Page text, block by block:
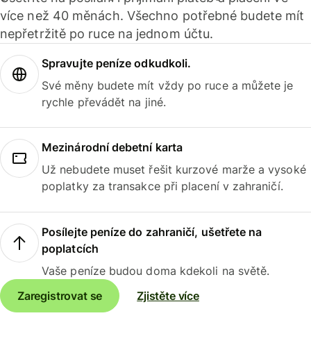
více než 40 měnách. Všechno potřebné budete mít
nepřetržitě po ruce na jednom účtu.
Spravujte peníze odkudkoli.
Své měny budete mít vždy po ruce a můžete je
rychle převádět na jiné.
Mezinárodní debetní karta
Už nebudete muset řešit kurzové marže a vysoké
poplatky za transakce při placení v zahraničí.
Posílejte peníze do zahraničí, ušetřete na
poplatcích
Vaše peníze budou doma kdekoli na světě.
Zaregistrovat se
Zjistěte více